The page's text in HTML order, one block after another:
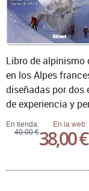
En tienda:
40,00 €
En la web:
38,00 €
Libro de alpinismo
en los Alpes
diseñadas por dos
de experiencia y